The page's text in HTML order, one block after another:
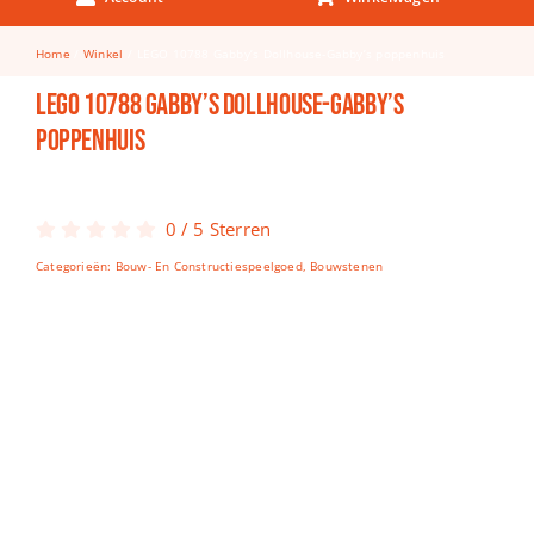
Keuken & Tafelen
Kinderfietsen
Knutselen
Puzzels
Home Winkel
LEGO 10788 Gabby’s Dollhouse-Gabby’s
poppenhuis
0 / 5 Sterren
Categorieën: Bouw- En Constructiespeelgoed, Bouwstenen